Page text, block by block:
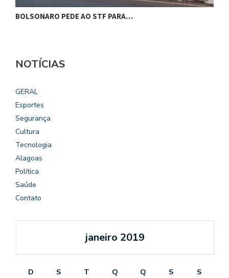
BOLSONARO PEDE AO STF PARA…
NOTÍCIAS
GERAL
Esportes
Segurança
Cultura
Tecnologia
Alagoas
Política
Saúde
Contato
janeiro 2019
D S T Q Q S
S